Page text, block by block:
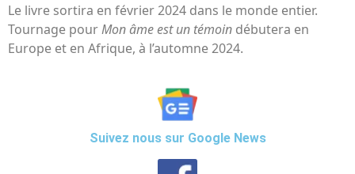
Le livre sortira en février 2024 dans le monde entier.
Tournage pourMon âme est un témoin débutera en
Europe et en Afrique, à l’automne 2024.
Suivez nous sur Google News